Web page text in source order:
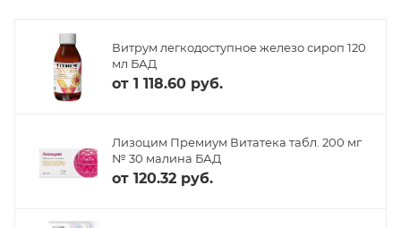
Витрум легкодоступное железо сироп 120
мл БАД
от 1 118.60 руб.
Лизоцим Премиум Витатека табл. 200 мг
№ 30 малина БАД
от 120.32 руб.